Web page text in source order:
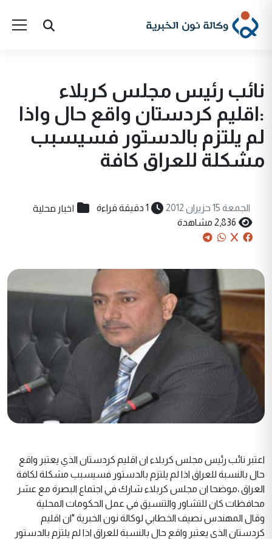
نائب رئيس مجلس كربلاء
:اقليم كردستان واقع حال واذا
لم يلتزم بالدستور فسيسبب
مشكلة للعراق كافة
الجمعة 15 حزيران 2012 1 دقيقة قراءة اخبار محلية
2,836 مشاهدة
اعتبر نائب رئيس مجلس كربلاء ان اقليم كردستان الذي يعتبر واقع
حال بالنسبة للعراق اذا لم يلتزم بالدستور فسيسبب مشكلة لكافة
العراق ،موضحا ان مجلس كربلاء شارك في اجتماع البصرة مع عشر
محافظات كان للتشاور والتنسيق في عمل الحكومات المحلية
وقال المهندس نصيف الخطابي لوكالة نون الخبرية "ان اقليم
كردستان الذي يعتبر واقع حال بالنسبة للعراق اذا لم يلتزم بالدستور